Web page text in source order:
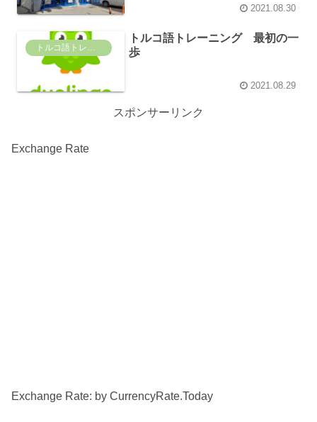
2021.08.30
トルコ語トレーニング
トルコ語トレーニング 最初の一
歩
2021.08.29
スポンサーリンク
Exchange Rate
Exchange Rate: by CurrencyRate.Today